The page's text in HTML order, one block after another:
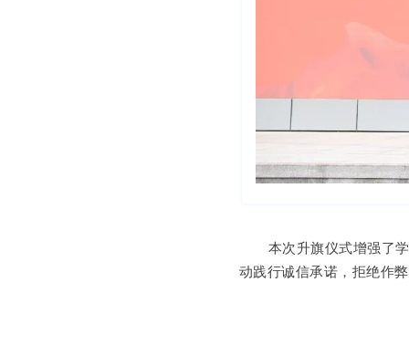
本次升旗仪式增强了
动践行诚信承诺，拒绝作